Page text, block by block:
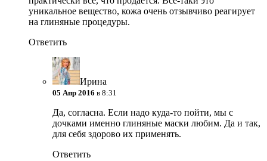
уникальное вещество, кожа очень отзывчиво реагирует
на глиняные процедуры.
Ответить
Ирина
05 Апр 2016 в 8:31
Да, согласна. Если надо куда-то пойти, мы с
дочками именно глиняные маски любим. Да и так,
для себя здорово их применять.
Ответить